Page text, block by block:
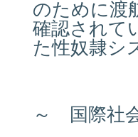
のために渡
確認されて
た性奴隷シ
～ 国際社